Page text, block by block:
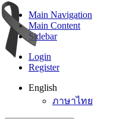
Main Navigation
Main Content
Sidebar
Login
Register
English
ภาษาไทย